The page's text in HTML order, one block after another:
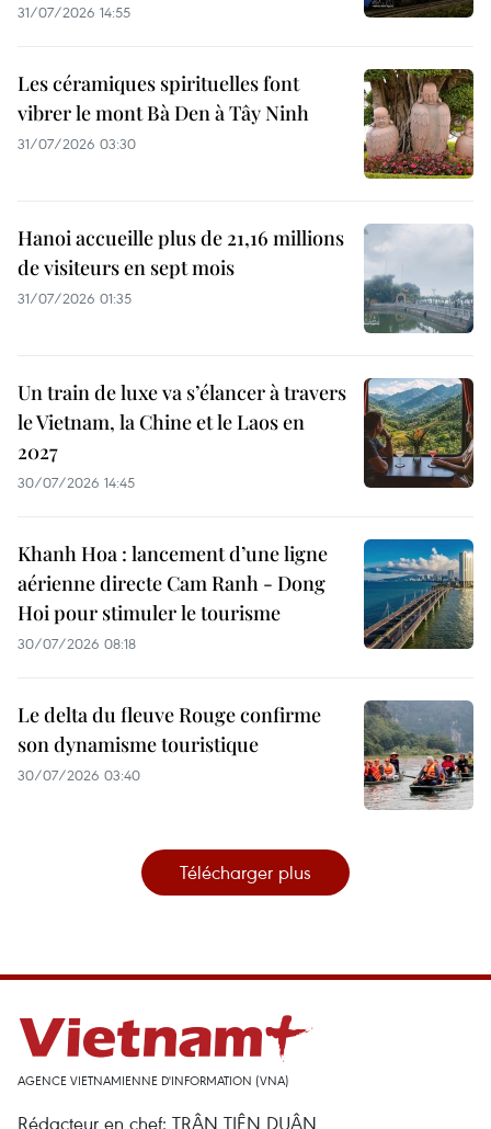
31/07/2026 14:55
Les céramiques spirituelles font
vibrer le mont Bà Den à Tây Ninh
31/07/2026 03:30
Hanoi accueille plus de 21,16 millions
de visiteurs en sept mois ​
31/07/2026 01:35
Un train de luxe va s’élancer à travers
le Vietnam, la Chine et le Laos en
2027
30/07/2026 14:45
Khanh Hoa : lancement d’une ligne
aérienne directe Cam Ranh - Dong
Hoi pour stimuler le tourisme
30/07/2026 08:18
Le delta du fleuve Rouge confirme
son dynamisme touristique
30/07/2026 03:40
Télécharger plus
AGENCE VIETNAMIENNE D'INFORMATION (VNA)
Rédacteur en chef: TRÂN TIÊN DUÂN